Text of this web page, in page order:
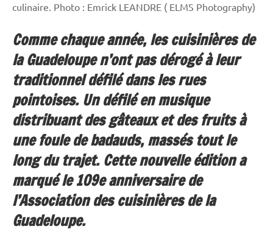
culinaire. Photo : Emrick LEANDRE ( ELMS Photography)
Comme chaque année, les cuisinières de
la Guadeloupe n’ont pas dérogé à leur
traditionnel défilé dans les rues
pointoises. Un défilé en musique
distribuant des gâteaux et des fruits à
une foule de badauds, massés tout le
long du trajet. Cette nouvelle édition a
marqué le 109e anniversaire de
l’Association des cuisinières de la
Guadeloupe.